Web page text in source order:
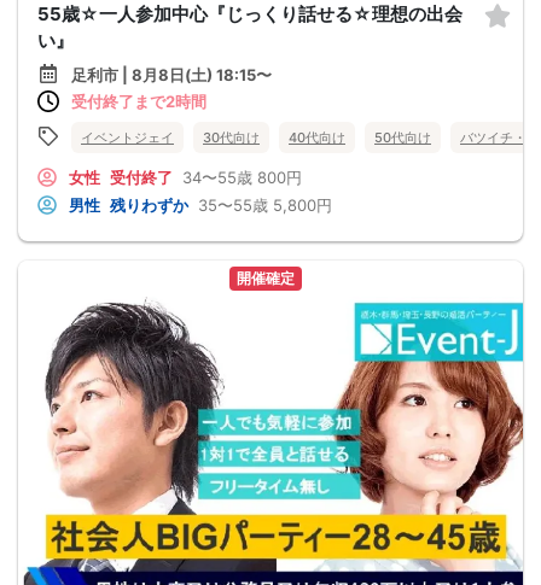
55歳☆一人参加中心『じっくり話せる☆理想の出会
い』
足利市 | 8月8日(土) 18:15〜
受付終了まで2時間
イベントジェイ 30代向け 40代向け 50代向け バツイチ・
女性 受付終了 34〜55歳 800円
男性 残りわずか 35〜55歳 5,800円
開催確定